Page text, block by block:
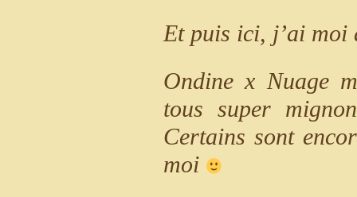
Et puis ici, j’ai moi
Ondine x Nuage
tous super
Certains sont
moi